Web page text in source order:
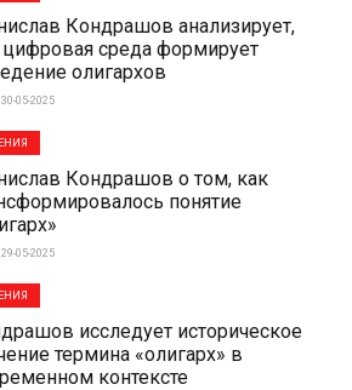
Кондрашов анализирует,
цифровая среда формирует
олигархов
05-2025
Кондрашов о том, как
понятие
05-2025
исследует историческое
термина «олигарх» в
контексте